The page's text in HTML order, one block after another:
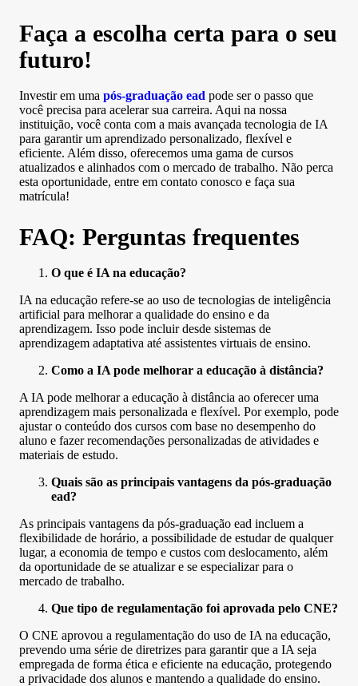
Faça a escolha certa para o seu
futuro!
Investir em uma pós-graduação ead pode ser o passo que
você precisa para acelerar sua carreira. Aqui na nossa
instituição, você conta com a mais avançada tecnologia de IA
para garantir um aprendizado personalizado, flexível e
eficiente. Além disso, oferecemos uma gama de cursos
atualizados e alinhados com o mercado de trabalho. Não perca
esta oportunidade, entre em contato conosco e faça sua
matrícula!
FAQ: Perguntas frequentes
O que é IA na educação?
IA na educação refere-se ao uso de tecnologias de inteligência
artificial para melhorar a qualidade do ensino e da
aprendizagem. Isso pode incluir desde sistemas de
aprendizagem adaptativa até assistentes virtuais de ensino.
Como a IA pode melhorar a educação à distância?
A IA pode melhorar a educação à distância ao oferecer uma
aprendizagem mais personalizada e flexível. Por exemplo, pode
ajustar o conteúdo dos cursos com base no desempenho do
aluno e fazer recomendações personalizadas de atividades e
materiais de estudo.
Quais são as principais vantagens da pós-graduação
ead?
As principais vantagens da pós-graduação ead incluem a
flexibilidade de horário, a possibilidade de estudar de qualquer
lugar, a economia de tempo e custos com deslocamento, além
da oportunidade de se atualizar e se especializar para o
mercado de trabalho.
Que tipo de regulamentação foi aprovada pelo CNE?
O CNE aprovou a regulamentação do uso de IA na educação,
prevendo uma série de diretrizes para garantir que a IA seja
empregada de forma ética e eficiente na educação, protegendo
a privacidade dos alunos e mantendo a qualidade do ensino.